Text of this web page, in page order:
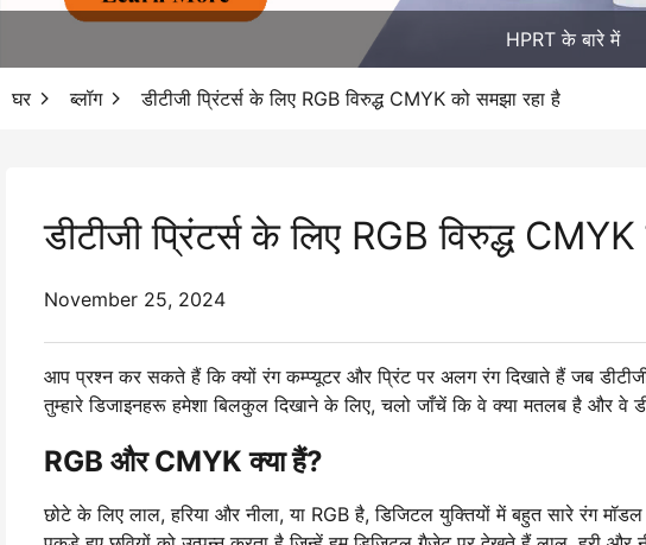
HPRT के बारे में
घर ब्लॉग डीटीजी प्रिंटर्स के लिए RGB विरुद्ध CMYK को समझा रहा है
डीटीजी प्रिंटर्स के लिए RGB विरुद्ध
November 25, 2024
आप प्रश्न कर सकते हैं कि क्यों रंग कम्प्यूटर और प्रिंट पर अलग रंग दिखाते हैं जब
तुम्हारे डिजाइनहरू हमेशा बिलकुल दिखाने के लिए, चलो जाँचें कि वे क्या मतलब है और वे
RGB और CMYK क्या हैं?
छोटे के लिए लाल, हरिया और नीला, या RGB है, डिजिटल युक्तियों में बहुत सारे रंग